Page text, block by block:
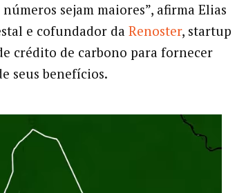
sejam maiores”, afirma Elias
e cofundador daRenoster, startup
crédito de carbono para fornecer
seus benefícios.